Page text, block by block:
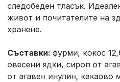
следобеден тласък.
живот и почитателите на
хранене.
Съставки: фурми, кокос
овесени ядки, сироп от
от агавен инулин, какаово